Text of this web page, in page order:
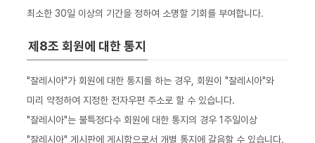
최소한 30일 이상의 기간을 정하여 소명할 기회를 부여합니다.
제8조 회원에 대한 통지
"잘레시아"가 회원에 대한 통지를 하는 경우, 회원이 "잘레시아"와
미리 약정하여 지정한 전자우편 주소로 할 수 있습니다.
"잘레시아"는 불특정다수 회원에 대한 통지의 경우 1주일이상
"잘레시아" 게시판에 게시함으로서 개별 통지에 갈음할 수 있습니다.